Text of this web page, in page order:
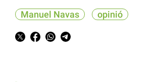
Manuel Navas opinió